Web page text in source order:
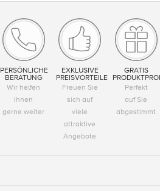
PERSÖNLICHE
BERATUNG
Wir helfen
Ihnen
gerne weiter
EXKLUSIVE
PREISVORTEILE
Freuen Sie
sich auf
viele
attraktive
Angebote
GRATIS
Perfekt
auf Sie
abgestimmt